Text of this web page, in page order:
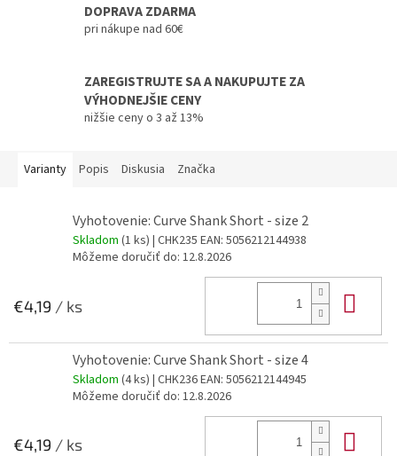
DOPRAVA ZDARMA
pri nákupe nad 60€
ZAREGISTRUJTE SA A NAKUPUJTE ZA
VÝHODNEJŠIE CENY
nižšie ceny o 3 až 13%
Varianty Popis Diskusia Značka
Vyhotovenie: Curve Shank Short - size 2
Skladom (1 ks) | CHK235 EAN: 5056212144938
Môžeme doručiť do: 12.8.2026
€4,19 / ks
Vyhotovenie: Curve Shank Short - size 4
Skladom (4 ks) | CHK236EAN: 5056212144945
Môžeme doručiť do: 12.8.2026
€4,19 / ks